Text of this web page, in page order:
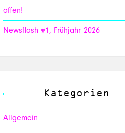
offen!
Newsflash #1, Frühjahr 2026
Kategorien
Allgemein